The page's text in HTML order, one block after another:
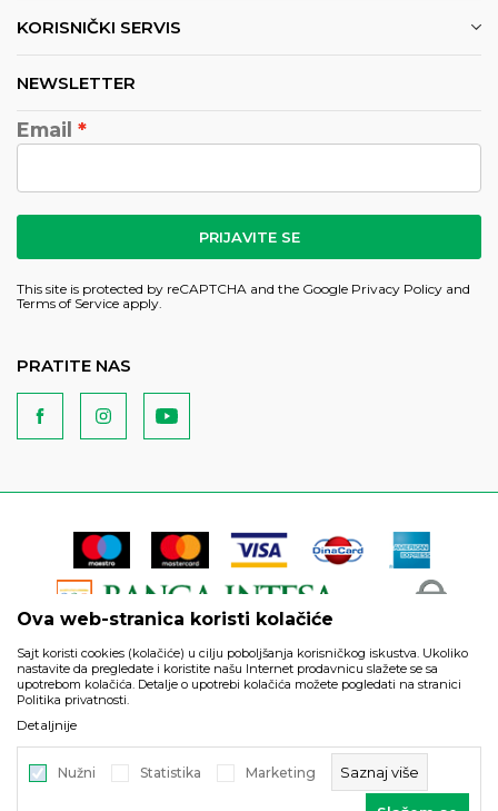
KORISNIČKI SERVIS
NEWSLETTER
Email
PRIJAVITE SE
This site is protected by reCAPTCHA and the Google Privacy Policy and
Terms of Service apply.
PRATITE NAS
artikli prikazani na sajtu su deo naše ponude i ne podrazumeva
da su dostupni u svakom trenutku.
, IzradaNB SOFT. Sva prava
Ova web-stranica koristi kolačiće
Sajt koristi cookies (kolačiće) u cilju poboljšanja korisničkog iskustva. Ukoliko
nastavite da pregledate i koristite našu Internet prodavnicu slažete se sa
upotrebom kolačića. Detalje o upotrebi kolačića možete pogledati na stranici
Politika privatnosti.
Detaljnije
Nužni Statistika Marketing Saznaj više